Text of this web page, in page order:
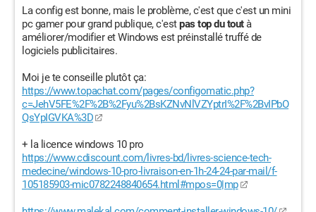
Interface réseau
Ethernet
Lecteur de cartes mémoire
Webcam intégrée
False
49,60 cm
Largeur du produit
46,00 cm
La config est bonne, mais le problème, c'est que c'est un mini
pc gamer pour grand publique, c'estpas top du toutà
améliorer/modifier et Windows est préinstallé truffé de
logiciels publicitaires.
Moi je te conseille plutôt ça:
https://www.topachat.com/pages/configomatic.php?
c=JehV5FE%2F%2B%2Fyu%2BsKZNvNlVZYptrI%2F%2BvIPbO
QsYpIGVKA%3D
+ la licence windows 10 pro
https://www.cdiscount.com/livres-bd/livres-science-tech-
medecine/windows-10-pro-livraison-en-1h-24-24-par-mail/f-
105185903-mic0782248840654.html#mpos=0|mp